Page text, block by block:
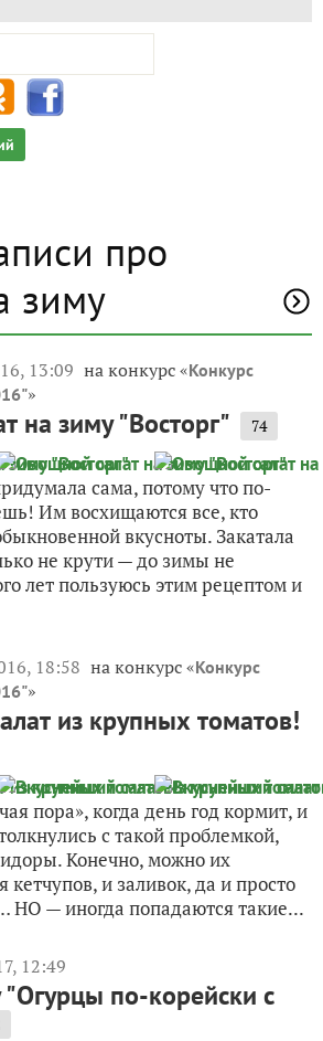
про
зиму
13:09 на конкурс «Конкурс
»
на зиму "Восторг" 74
сама, потому что по-
Им восхищаются все, кто
вкусноты. Закатала
не крути — до зимы не
лет пользуюсь этим рецептом и
18:58 на конкурс «Конкурс
»
из крупных томатов!
пора», когда день год кормит, и
с такой проблемкой,
Конечно, можно их
кетчупов, и заливок, да и просто
НО — иногда попадаются такие...
12:49
"Огурцы по-корейски с